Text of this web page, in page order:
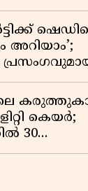
അറിയാം’;
കെയർ;
30